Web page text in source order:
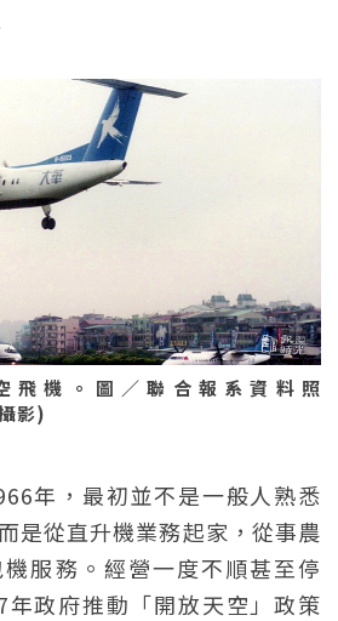
飛機。圖／聯合報系資料照
影)
年，最初並不是一般人熟悉
是從直升機業務起家，從事農
服務。經營一度不順甚至停
政府推動「開放天空」政策